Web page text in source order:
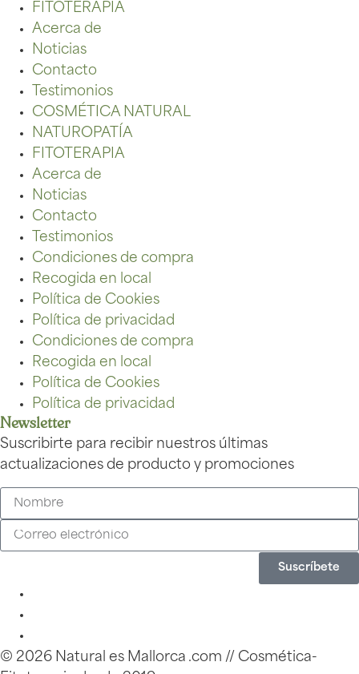
FITOTERAPIA
Acerca de
Noticias
Contacto
Testimonios
COSMÉTICA NATURAL
NATUROPATÍA
FITOTERAPIA
Acerca de
Noticias
Contacto
Testimonios
Condiciones de compra
Recogida en local
Política de Cookies
Política de privacidad
Condiciones de compra
Recogida en local
Política de Cookies
Política de privacidad
Newsletter
Suscribirte para recibir nuestros últimas
actualizaciones de producto y promociones
Suscríbete
© 2026 Natural es Mallorca .com // Cosmética-